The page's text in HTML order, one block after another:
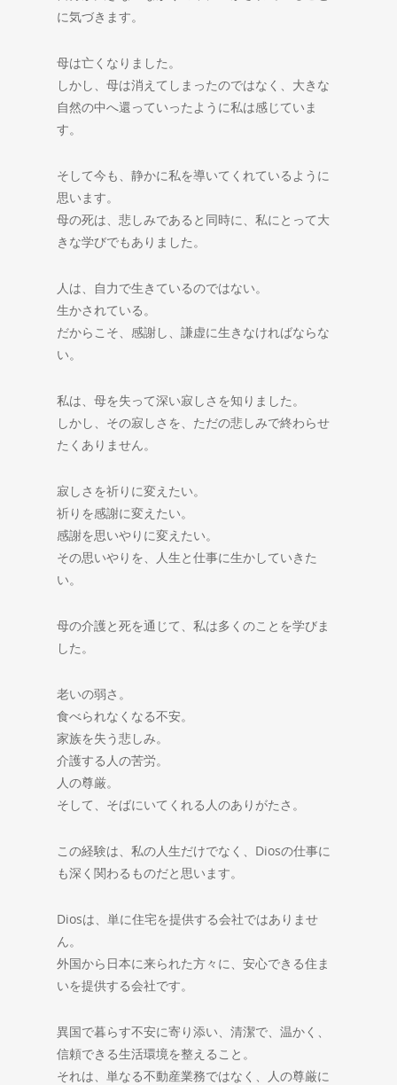
に気づきます。
母は亡くなりました。
しかし、母は消えてしまったのではなく、大きな
自然の中へ還っていったように私は感じていま
す。
そして今も、静かに私を導いてくれているように
思います。
母の死は、悲しみであると同時に、私にとって大
きな学びでもありました。
人は、自力で生きているのではない。
生かされている。
だからこそ、感謝し、謙虚に生きなければならな
い。
私は、母を失って深い寂しさを知りました。
しかし、その寂しさを、ただの悲しみで終わらせ
たくありません。
寂しさを祈りに変えたい。
祈りを感謝に変えたい。
感謝を思いやりに変えたい。
その思いやりを、人生と仕事に生かしていきた
い。
母の介護と死を通じて、私は多くのことを学びま
した。
老いの弱さ。
食べられなくなる不安。
家族を失う悲しみ。
介護する人の苦労。
人の尊厳。
そして、そばにいてくれる人のありがたさ。
この経験は、私の人生だけでなく、Diosの仕事に
も深く関わるものだと思います。
Diosは、単に住宅を提供する会社ではありませ
ん。
外国から日本に来られた方々に、安心できる住ま
いを提供する会社です。
異国で暮らす不安に寄り添い、清潔で、温かく、
信頼できる生活環境を整えること。
それは、単なる不動産業務ではなく、人の尊厳に